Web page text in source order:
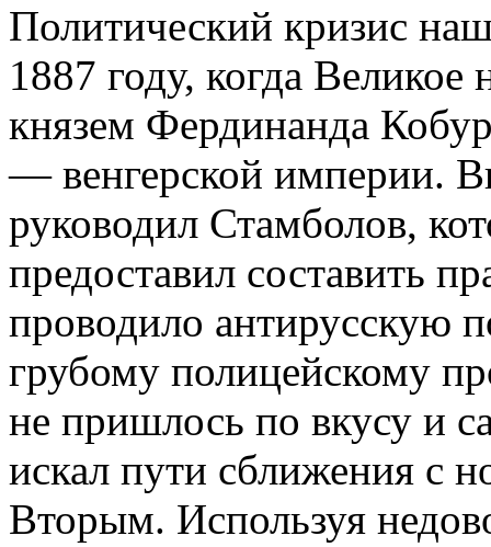
Политический кризис
1887 году, когда
князем Фердинанда
— венгерской империи.
руководил Стамболов,
предоставил составить
проводило антирусскую
грубому полицейскому
не пришлось по вкусу и
искал пути сближения с
Вторым. Используя